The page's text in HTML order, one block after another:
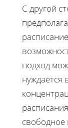
С другой
подход
нуждается
свободное